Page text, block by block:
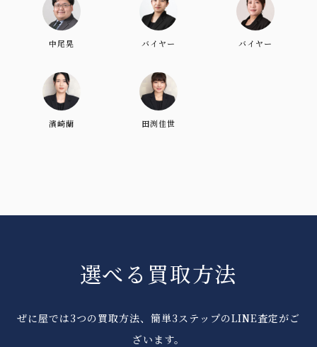
中尾晃 バイヤー バイヤー
濱崎蘭 田渕佳世
選べる買取方法
ぜに屋では3つの買取方法、簡単3ステップのLINE査定がご
ざいます。